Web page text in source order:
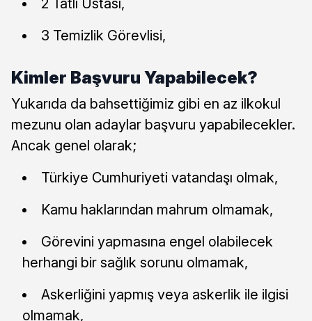
2 Tatlı Ustası,
3 Temizlik Görevlisi,
Kimler Başvuru Yapabilecek?
Yukarıda da bahsettiğimiz gibi en az ilkokul
mezunu olan adaylar başvuru yapabilecekler.
Ancak genel olarak;
Türkiye Cumhuriyeti vatandaşı olmak,
Kamu haklarından mahrum olmamak,
Görevini yapmasına engel olabilecek
herhangi bir sağlık sorunu olmamak,
Askerliğini yapmış veya askerlik ile ilgisi
olmamak,